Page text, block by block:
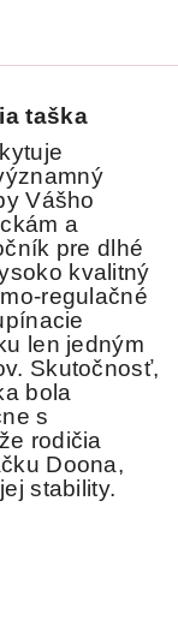
taška
Vášho
a
pre dlhé
kvalitný
regulačné
len jedným
Skutočnosť,
bola
s
rodičia
Doona,
stability.